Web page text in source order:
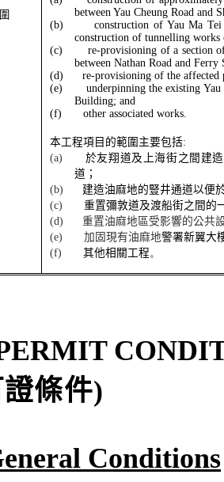
between YauCheung Road and
(b)
construction of YauMaTei
construction of tunnellingworks
(c)
re-provisioning of a section
between Nathan Road and Ferry
(d)
re-provisioning of the
(e)
underpinning the existing Yau
Building; and
(f)
other associated works.
本工程項目的範圍主要包括:
(a)
於友翔道及上海街之間建造
道；
(b)
建造油麻地的豎井通道以便
(c)
重置彌敦道及渡船街之間的
(d)
重置油麻地區受影響的公共
(e) 加固現有油麻地警署新翼大
(f)
其他相關工程。
條件)
Conditions